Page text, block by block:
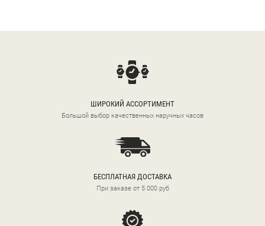
ШИРОКИЙ АССОРТИМЕНТ
Большой выбор качественных наручных часов
БЕСПЛАТНАЯ ДОСТАВКА
При заказе от 5 000 руб